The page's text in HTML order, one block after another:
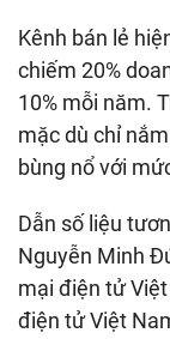
Kênh bán lẻ
chiếm 20%
10% mỗi năm.
mặc dù chỉ
bùng nổ với
Dẫn số liệu
Nguyễn Minh
mại điện tử
điện tử Việt